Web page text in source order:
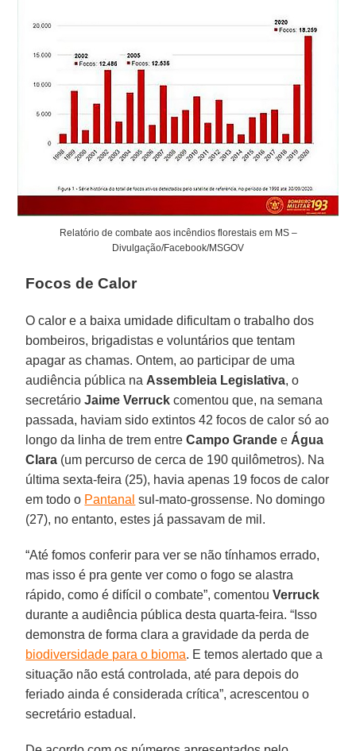
Relatório de combate aos incêndios florestais em MS –
Divulgação/Facebook/MSGOV
Focos de Calor
O calor e a baixa umidade dificultam o trabalho dos
bombeiros, brigadistas e voluntários que tentam
apagar as chamas. Ontem, ao participar de uma
audiência pública naAssembleia Legislativa, o
secretárioJaime Verruck comentou que, na semana
passada, haviam sido extintos 42 focos de calor só ao
longo da linha de trem entreCampo Grande eÁgua
Clara (um percurso de cerca de 190 quilômetros). Na
última sexta-feira (25), havia apenas 19 focos de calor
em todo o Pantanal sul-mato-grossense. No domingo
(27), no entanto, estes já passavam de mil.
“Até fomos conferir para ver se não tínhamos errado,
mas isso é pra gente ver como o fogo se alastra
rápido, como é difícil o combate”, comentouVerruck
durante a audiência pública desta quarta-feira. “Isso
demonstra de forma clara a gravidade da perda de
biodiversidade para o bioma. E temos alertado que a
situação não está controlada, até para depois do
feriado ainda é considerada crítica”, acrescentou o
secretário estadual.